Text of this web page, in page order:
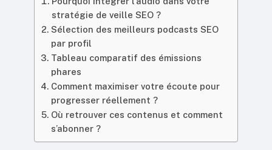
stratégie de veille SEO ?
Sélection des meilleurs podcasts SEO
par profil
Tableau comparatif des émissions
phares
Comment maximiser votre écoute pour
progresser réellement ?
Où retrouver ces contenus et comment
s’abonner ?